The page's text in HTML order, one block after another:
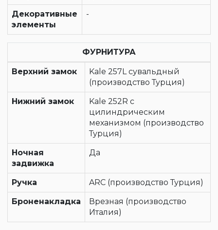
Декоративные
элементы
-
ФУРНИТУРА
Верхний замок
Kale 257L сувальдный
(производство Турция)
Нижний замок
Kale 252R с
цилиндрическим
механизмом (производство
Турция)
Ночная
задвижка
Да
Ручка ARC (производство Турция)
Броненакладка
Врезная (производство
Италия)